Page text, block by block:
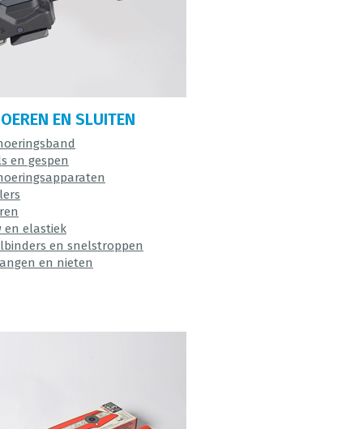
EN SLUITEN
en gespen
en elastiek
en snelstroppen
en nieten